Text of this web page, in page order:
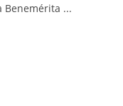
Benemérita ...